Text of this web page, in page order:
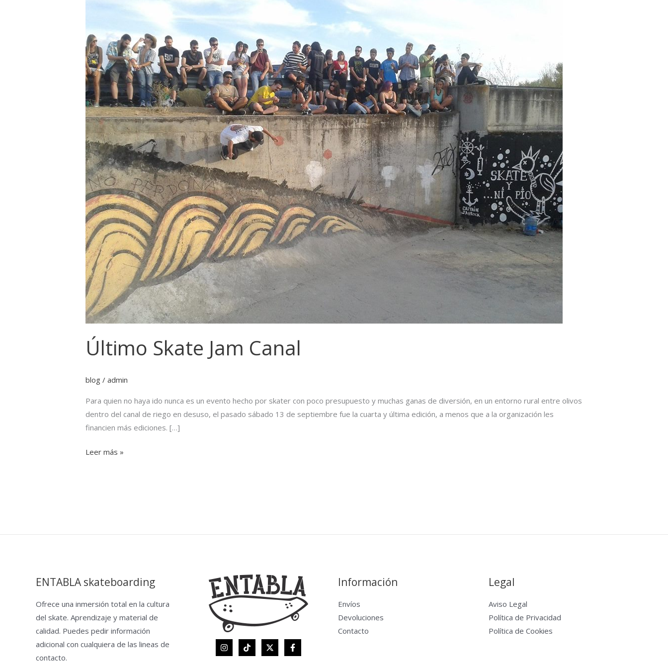
Último Skate Jam Canal
blog /admin
Para quien no haya ido nunca es un evento hecho por skater con poco presupuesto y muchas ganas de diversión, en un entorno rural entre olivos
dentro del canal de riego en desuso, el pasado sábado 13 de septiembre fue la cuarta y última edición, a menos que a la organización les
financien más ediciones. […]
Leer más »
ENTABLA skateboarding
Ofrece una inmersión total en la cultura
del skate. Aprendizaje y material de
calidad. Puedes pedir información
adicional con cualquiera de las lineas de
contacto.
Información
Envíos
Devoluciones
Contacto
Legal
Aviso Legal
Política de Privacidad
Política de Cookies